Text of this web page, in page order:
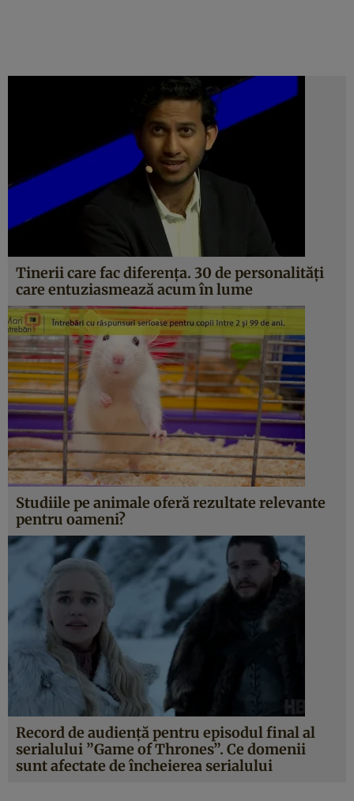
Tinerii care fac diferenţa. 30 de personalităţi
care entuziasmează acum în lume
Studiile pe animale oferă rezultate relevante
pentru oameni?
Record de audienţă pentru episodul final al
serialului ”Game of Thrones”. Ce domenii
sunt afectate de încheierea serialului